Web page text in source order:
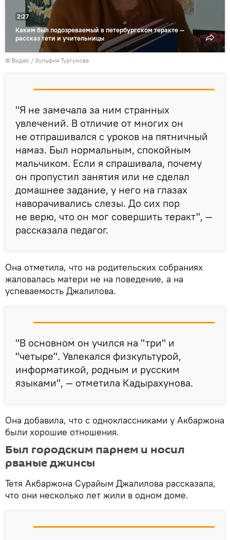
Каким был подозреваемый в петербургском теракте —
рассказ тети и учительницы
2:27
© Видео / Зульфия Тургунова
"Я не замечала за ним странных
увлечений. В отличие от многих он
не отпрашивался с уроков на пятничный
намаз. Был нормальным, спокойным
мальчиком. Если я спрашивала, почему
он пропустил занятия или не сделал
домашнее задание, у него на глазах
наворачивались слезы. До сих пор
не верю, что он мог совершить теракт", —
рассказала педагог.
Она отметила, что на родительских собраниях
жаловалась матери не на поведение, а на
успеваемость Джалилова.
"В основном он учился на "три" и
"четыре". Увлекался физкультурой,
информатикой, родным и русским
языками", — отметила Кадырахунова.
Она добавила, что с одноклассниками у Акбаржона
были хорошие отношения.
Был городским парнем и носил
рваные джинсы
Тетя Акбаржона Сурайым Джалилова рассказала,
что они несколько лет жили в одном доме.